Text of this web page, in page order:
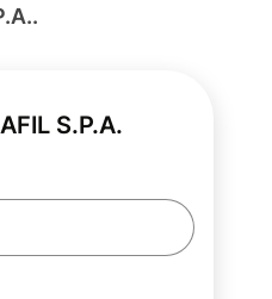
S.P.A.